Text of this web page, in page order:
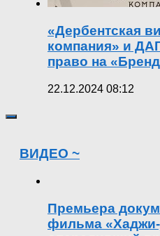
«Дербентская
компания» и
право на
22.12.2024 08:12
ВИДЕО ~
Премьера
фильма